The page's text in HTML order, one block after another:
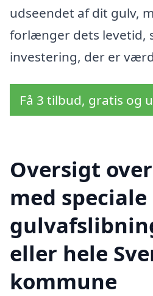
udseendet af dit gulv,
forlænger dets levetid,
investering, der er
Få 3 tilbud, gratis og
Oversigt
med speciale
eller hele
kommune